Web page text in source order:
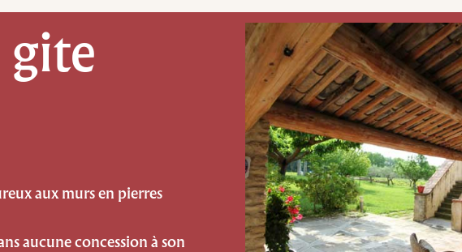
gite
aux murs en pierres
aucune concession à son